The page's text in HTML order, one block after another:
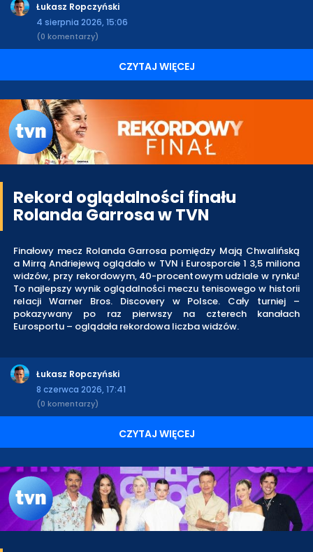
Łukasz Ropczyński
4 sierpnia 2026, 15:06
(0 komentarzy)
CZYTAJ WIĘCEJ
Rekord oglądalności finału
Rolanda Garrosa w TVN
Finałowy mecz Rolanda Garrosa pomiędzy Mają Chwalińską
a Mirrą Andriejewą oglądało w TVN i Eurosporcie 1 3,5 miliona
widzów, przy rekordowym, 40-procentowym udziale w rynku!
To najlepszy wynik oglądalności meczu tenisowego w historii
relacji Warner Bros. Discovery w Polsce. Cały turniej –
pokazywany po raz pierwszy na czterech kanałach
Eurosportu – oglądała rekordowa liczba widzów.
Łukasz Ropczyński
8 czerwca 2026, 17:41
(0 komentarzy)
CZYTAJ WIĘCEJ